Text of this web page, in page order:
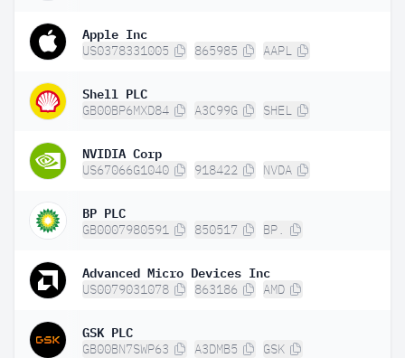
Apple Inc
US0378331005 865985 AAPL
Shell PLC
GB00BP6MXD84 A3C99G SHEL
NVIDIA Corp
US67066G1040 918422 NVDA
BP PLC
GB0007980591 850517 BP.
Advanced Micro Devices Inc
US0079031078 863186 AMD
GSK PLC
GB00BN7SWP63 A3DMB5 GSK